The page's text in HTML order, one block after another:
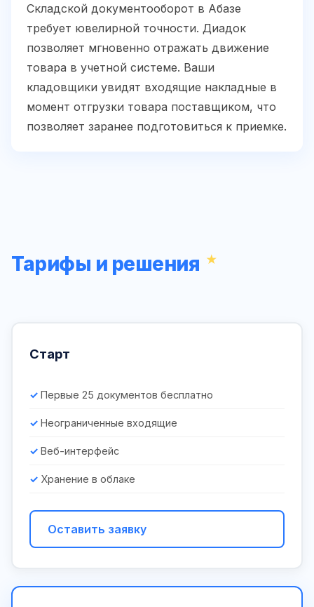
Складской документооборот в Абазе
требует ювелирной точности. Диадок
позволяет мгновенно отражать движение
товара в учетной системе. Ваши
кладовщики увидят входящие накладные в
момент отгрузки товара поставщиком, что
позволяет заранее подготовиться к приемке.
Тарифы и решения
Старт
Первые 25 документов бесплатно
Неограниченные входящие
Веб-интерфейс
Хранение в облаке
Оставить заявку